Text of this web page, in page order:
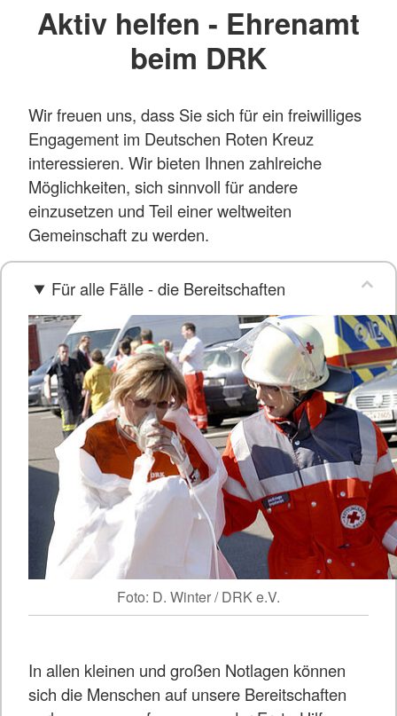
Aktiv helfen - Ehrenamt
beim DRK
Wir freuen uns, dass Sie sich für ein freiwilliges
Engagement im Deutschen Roten Kreuz
interessieren. Wir bieten Ihnen zahlreiche
Möglichkeiten, sich sinnvoll für andere
einzusetzen und Teil einer weltweiten
Gemeinschaft zu werden.
Für alle Fälle - die Bereitschaften
Foto: D. Winter / DRK e.V.
In allen kleinen und großen Notlagen können
sich die Menschen auf unsere Bereitschaften